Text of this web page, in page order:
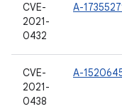
CVE-
2021-
0432
A-
CVE-
2021-
0438
A-